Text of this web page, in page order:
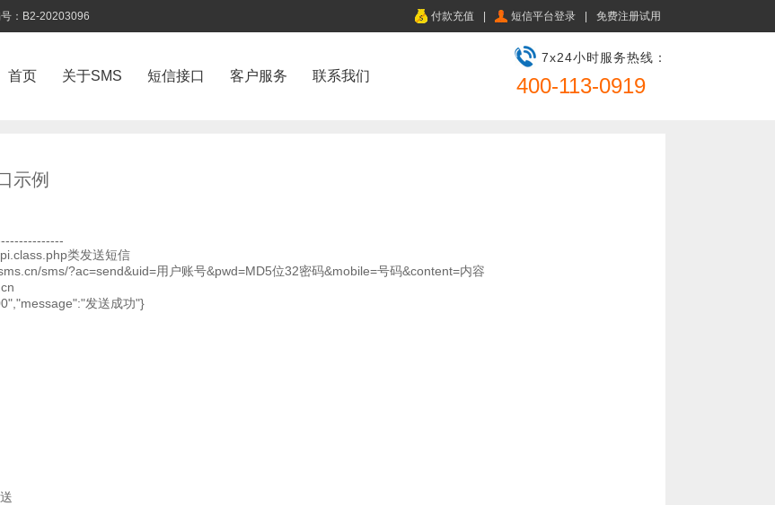
：B2-20203096 付款充值 短信平台登录 免费注册试用
首页 关于SMS 短信接口 客户服务 联系我们
7x24小时服务热线：
400-113-0919
示例
类发送短信
sms/?ac=send&uid=用户账号&pwd=MD5位32密码&mobile=号码&content=内容
发送成功"}